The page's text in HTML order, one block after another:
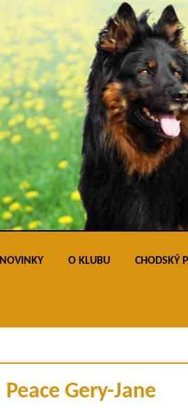
NOVINKY O KLUBU
Kontakty
Klubové zpravodaje
CHODSKÝ
Peace Gery-Jane